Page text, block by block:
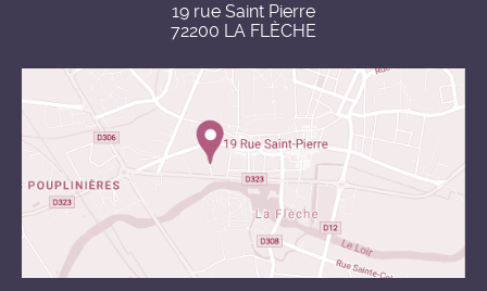
19 rue Saint Pierre
72200 LA FLÈCHE